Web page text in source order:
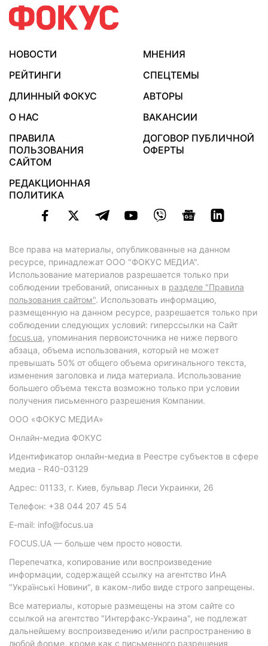
НОВОСТИ
МНЕНИЯ
РЕЙТИНГИ
СПЕЦТЕМЫ
ДЛИННЫЙ ФОКУС
АВТОРЫ
О НАС
ВАКАНСИИ
ПРАВИЛА
ПОЛЬЗОВАНИЯ
САЙТОМ
ДОГОВОР ПУБЛИЧНОЙ
ОФЕРТЫ
РЕДАКЦИОННАЯ
ПОЛИТИКА
Все права на материалы, опубликованные на данном
ресурсе, принадлежат ООО "ФОКУС МЕДИА".
Использование материалов разрешается только при
соблюдении требований, описанных в разделе "Правила
пользования сайтом". Использовать информацию,
размещенную на данном ресурсе, разрешается только при
соблюдении следующих условий: гиперссылки на Сайт
focus.ua, упоминания первоисточника не ниже первого
абзаца, объема использования, который не может
превышать 50% от общего объема оригинального текста,
изменения заголовка и лида материала. Использование
большего объема текста возможно только при условии
получения письменного разрешения Компании.
ООО «ФОКУС МЕДИА»
Онлайн-медиа ФОКУС
Идентификатор онлайн-медиа в Реестре субъектов в сфере
медиа - R40-03129
Адрес: 01133, г. Киев, бульвар Леси Украинки, 26
Телефон: +38 044 207 45 54
E-mail: info@focus.ua
FOCUS.UA — больше чем просто новости.
Перепечатка, копирование или воспроизведение
информации, содержащей ссылку на агентство ИнА
"Українські Новини", в каком-либо виде строго запрещены.
Все материалы, которые размещены на этом сайте со
ссылкой на агентство "Интерфакс-Украина", не подлежат
дальнейшему воспроизведению и/или распространению в
любой форме, кроме как с письменного разрешения